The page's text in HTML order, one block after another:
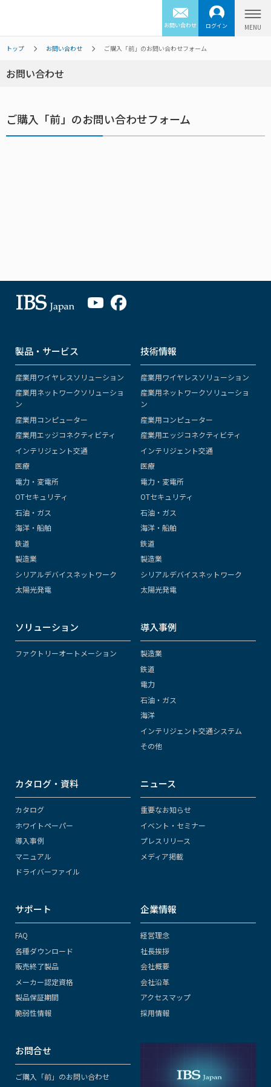
お問い合わせ ログイン
トップ お問い合わせ ご購入「前」のお問い合わせフォーム
お問い合わせ
ご購入「前」のお問い合わせフォーム
製品・サービス
産業用ワイヤレスソリューション
産業用ネットワークソリューショ
ン
産業用コンピューター
産業用エッジコネクティビティ
インテリジェント交通
医療
電力・変電所
OTセキュリティ
石油・ガス
海洋・船舶
鉄道
製造業
シリアルデバイスネットワーク
太陽光発電
技術情報
産業用ワイヤレスソリューション
産業用ネットワークソリューショ
ン
産業用コンピューター
産業用エッジコネクティビティ
インテリジェント交通
医療
電力・変電所
OTセキュリティ
石油・ガス
海洋・船舶
鉄道
製造業
シリアルデバイスネットワーク
太陽光発電
ソリューション
ファクトリーオートメーション
導入事例
製造業
鉄道
電力
石油・ガス
海洋
インテリジェント交通システム
その他
カタログ・資料
カタログ
ホワイトペーパー
導入事例
マニュアル
ドライバーファイル
ニュース
重要なお知らせ
イベント・セミナー
プレスリリース
メディア掲載
サポート
FAQ
各種ダウンロード
販売終了製品
メーカー認定資格
製品保証期間
脆弱性情報
企業情報
経営理念
社長挨拶
会社概要
会社沿革
アクセスマップ
採用情報
お問合せ
ご購入「前」のお問い合わせ